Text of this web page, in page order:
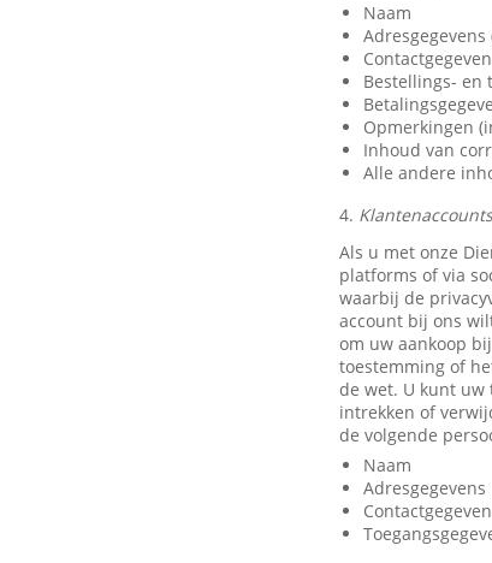
Naam
Bestellings- en
Opmerkingen
Inhoud van
Alle andere
4. Klantenaccounts
Als u met onze
platforms of via
waarbij de
account bij ons
om uw aankoop
toestemming of
de wet. U kunt
intrekken of
de volgende
Naam
Adresgegevens